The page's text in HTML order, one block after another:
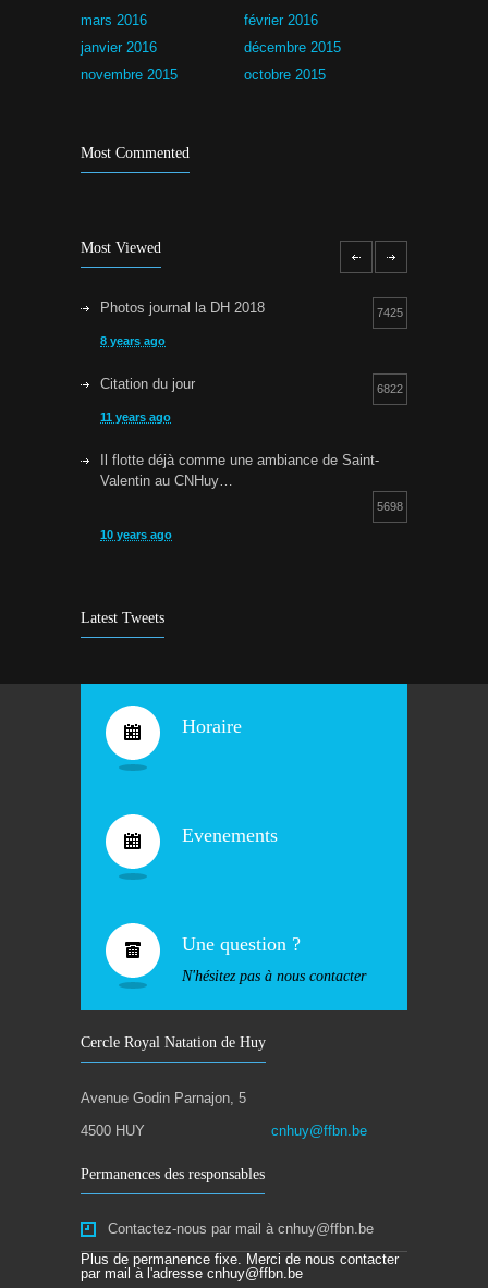
mars 2016
février 2016
janvier 2016
décembre 2015
novembre 2015
octobre 2015
Most Commented
Most Viewed
Photos journal la DH 2018 7425
8 years ago
Citation du jour 6822
11 years ago
Il flotte déjà comme une ambiance de Saint-
Valentin au CNHuy…
5698
10 years ago
9 years ago
10 years ago
Latest Tweets
Horaire
Evenements
Une question ?
N'hésitez pas à nous contacter
Cercle Royal Natation de Huy
Avenue Godin Parnajon, 5
4500 HUY
cnhuy@ffbn.be
Permanences des responsables
Contactez-nous par mail à cnhuy@ffbn.be
Plus de permanence fixe. Merci de nous contacter
par mail à l'adresse cnhuy@ffbn.be